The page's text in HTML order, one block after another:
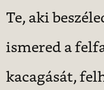
Te, aki
ismered a
kacagását,